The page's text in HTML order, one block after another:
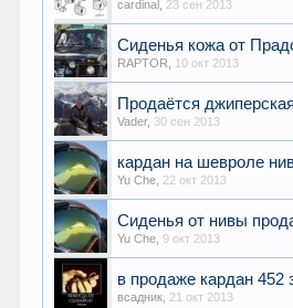
cardinal 23 сен 2013
Сиденья кожа от
RAPTOR 10 окт 2013
Продаётся
Vader, 30 сен 2013
кардан на шевроле
Yu Che 22 окт 2013
Сиденья от нивы
Yu Che ,9 окт 2013
в продаже кардан 452
всадник 21 окт 2013